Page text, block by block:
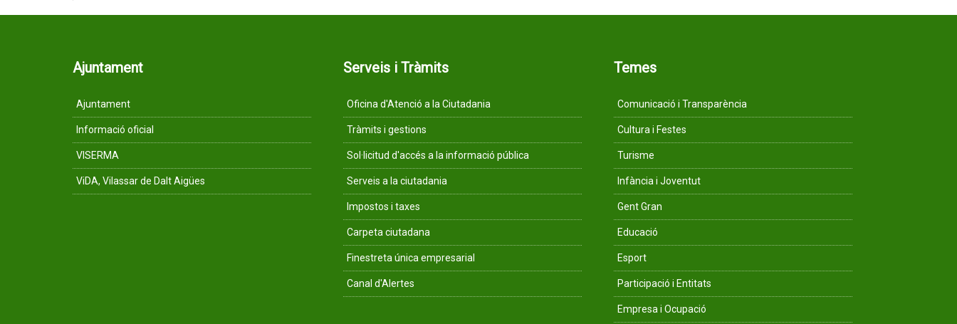
Ajuntament
Ajuntament
Informació oficial
VISERMA
ViDA, Vilassar de Dalt Aigües
Serveis i Tràmits
Oficina d'Atenció a la Ciutadania
Tràmits i gestions
Sol·licitud d'accés a la informació pública
Serveis a la ciutadania
Impostos i taxes
Carpeta ciutadana
Finestreta única empresarial
Canal d'Alertes
Temes
Comunicació i Transparència
Cultura i Festes
Turisme
Infància i Joventut
Gent Gran
Educació
Esport
Participació i Entitats
Empresa i Ocupació